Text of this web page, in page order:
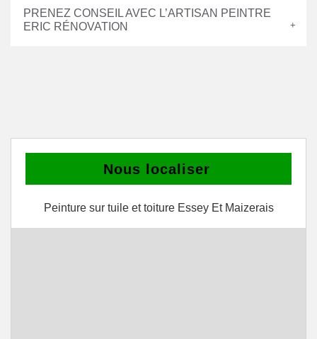
PRENEZ CONSEIL AVEC L’ARTISAN PEINTRE
ERIC RÉNOVATION
Nous localiser
Peinture sur tuile et toiture Essey Et Maizerais